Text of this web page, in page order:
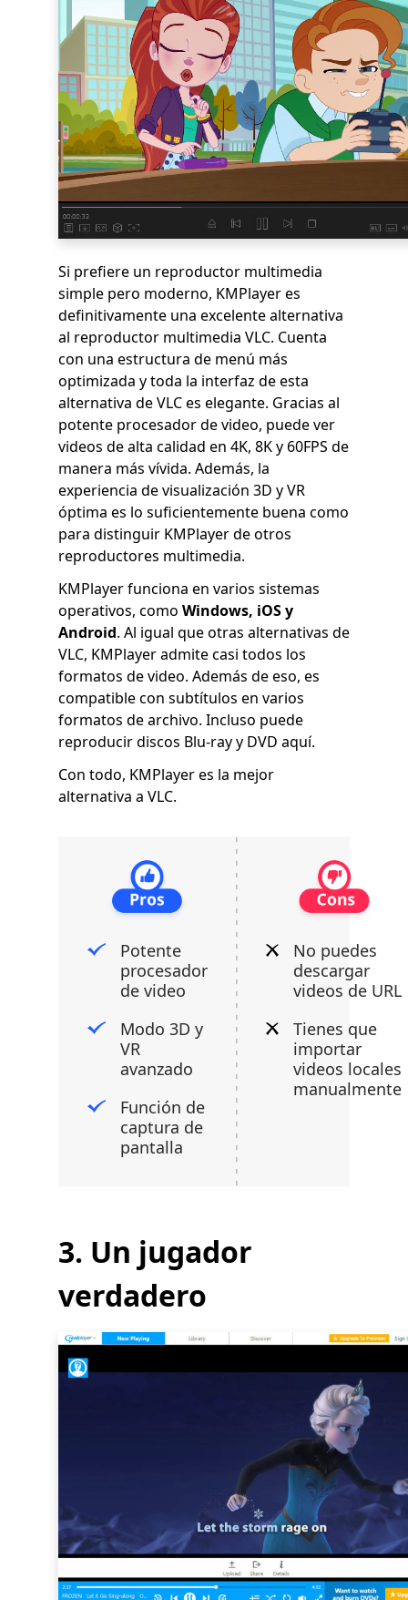
Si prefiere un reproductor multimedia
simple pero moderno, KMPlayer es
definitivamente una excelente alternativa
al reproductor multimedia VLC. Cuenta
con una estructura de menú más
optimizada y toda la interfaz de esta
alternativa de VLC es elegante. Gracias al
potente procesador de video, puede ver
videos de alta calidad en 4K, 8K y 60FPS de
manera más vívida. Además, la
experiencia de visualización 3D y VR
óptima es lo suficientemente buena como
para distinguir KMPlayer de otros
reproductores multimedia.
KMPlayer funciona en varios sistemas
operativos, como Windows, iOS y
Android. Al igual que otras alternativas de
VLC, KMPlayer admite casi todos los
formatos de video. Además de eso, es
compatible con subtítulos en varios
formatos de archivo. Incluso puede
reproducir discos Blu-ray y DVD aquí.
Con todo, KMPlayer es la mejor
alternativa a VLC.
Potente
procesador
de video
Modo 3D y
VR
avanzado
Función de
captura de
pantalla
No puedes
descargar
videos de URL
Tienes que
importar
videos locales
manualmente
3. Un jugador
verdadero